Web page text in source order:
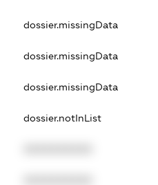
dossier.missingData
dossier.missingData
dossier.missingData
dossier.notInList